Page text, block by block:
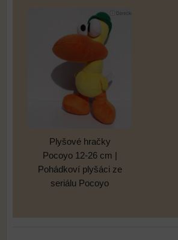
Plyšové hračky
Pocoyo 12-26 cm |
Pohádkoví plyšáci ze
seriálu Pocoyo